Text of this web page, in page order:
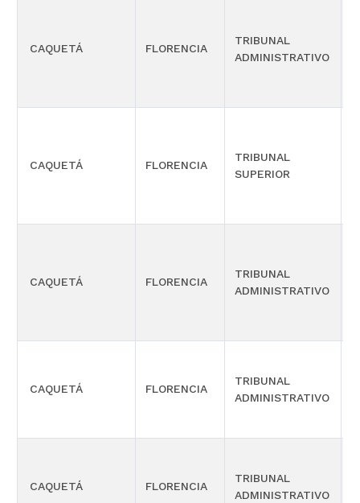
CAQUETÁ FLORENCIA
TRIBUNAL
ADMINISTRATIVO
CAQUETÁ FLORENCIA
TRIBUNAL
SUPERIOR
CAQUETÁ FLORENCIA
TRIBUNAL
ADMINISTRATIVO
CAQUETÁ FLORENCIA
TRIBUNAL
ADMINISTRATIVO
CAQUETÁ FLORENCIA
TRIBUNAL
ADMINISTRATIVO